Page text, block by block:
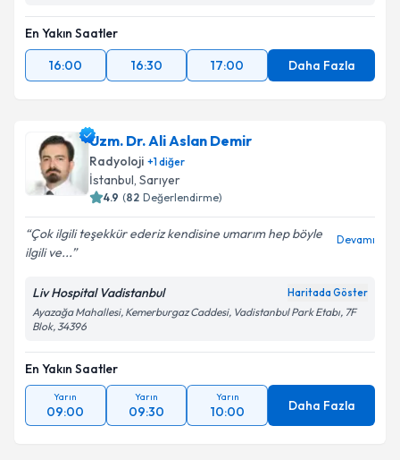
En Yakın Saatler
16:00
16:30 17:00 Daha Fazla
Uzm. Dr. Ali Aslan Demir
Radyoloji +1diğer
İstanbul, Sarıyer
4.9 (82 Değerlendirme)
Çok ilgili teşekkür ederiz kendisine umarım hep böyle
ilgili ve...
Devamı
Liv Hospital Vadistanbul Haritada Göster
Ayazağa Mahallesi, Kemerburgaz Caddesi, Vadistanbul Park Etabı, 7F
Blok, 34396
En Yakın Saatler
Yarın
09:00
Yarın
09:30
Yarın
10:00 Daha Fazla